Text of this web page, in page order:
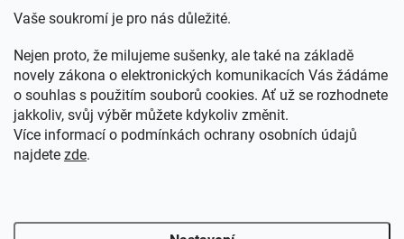
Vaše soukromí je pro nás důležité.
Nejen proto, že milujeme sušenky, ale také na základě
novely zákona o elektronických komunikacích Vás žádáme
o souhlas s použitím souborů cookies. Ať už se rozhodnete
jakkoliv, svůj výběr můžete kdykoliv změnit.
Více informací o podmínkách ochrany osobních údajů
najdete zde.
+420 606 088 250